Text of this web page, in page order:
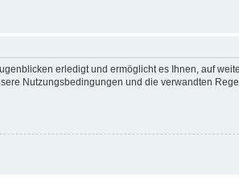
erledigt und ermöglicht es Ihnen, auf
Nutzungsbedingungen und die verwandten